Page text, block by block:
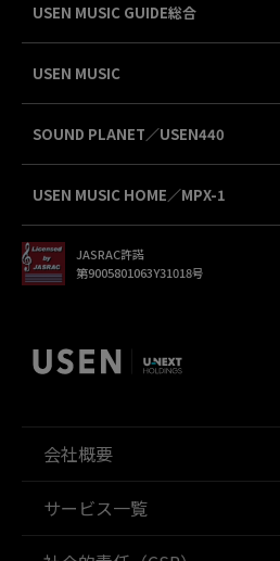
USEN MUSIC GUIDE総合
USEN MUSIC
SOUND PLANET／USEN440
USEN MUSIC HOME／MPX-1
JASRAC許諾
第9005801063Y31018号
会社概要
サービス一覧